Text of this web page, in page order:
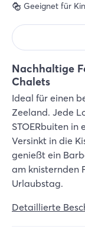
Nachhaltige
Chalets
Ideal für einen
Zeeland. Jede
STOERbuiten
Versinkt in die
genießt ein
am knisternden
Urlaubstag.
Detaillierte
Geeignet für